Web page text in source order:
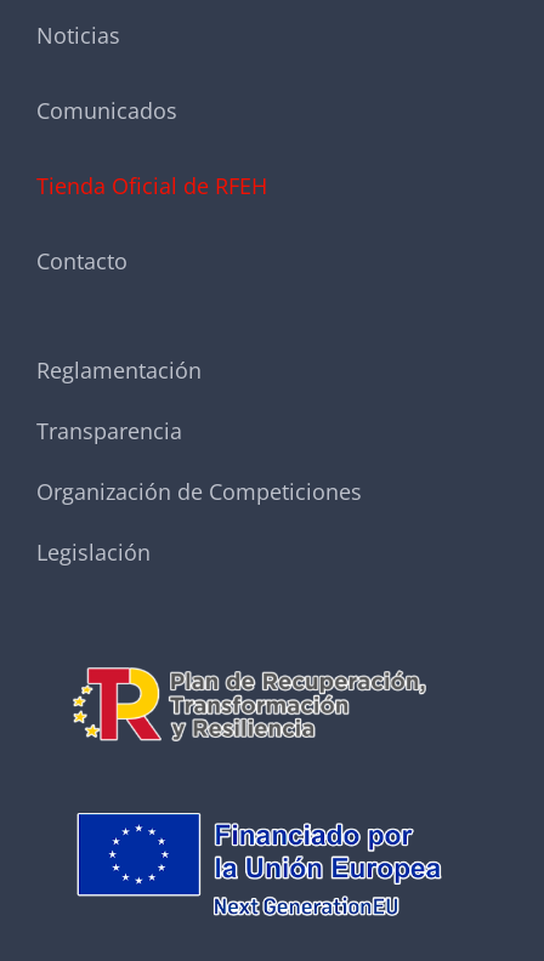
Noticias
Comunicados
Tienda Oficial de RFEH
Contacto
Reglamentación
Transparencia
Organización de Competiciones
Legislación